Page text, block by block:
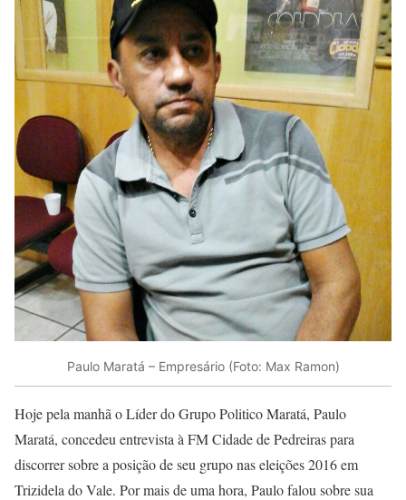
Paulo Maratá – Empresário (Foto: Max Ramon)
Hoje pela manhã o Líder do Grupo Politico Maratá, Paulo
Maratá, concedeu entrevista à FM Cidade de Pedreiras para
discorrer sobre a posição de seu grupo nas eleições 2016 em
Trizidela do Vale. Por mais de uma hora, Paulo falou sobre sua